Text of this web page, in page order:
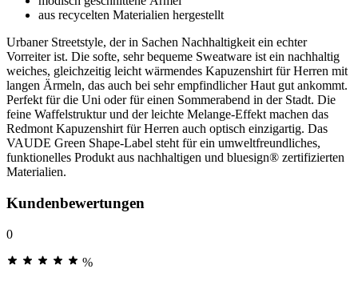
aus recycelten Materialien hergestellt
Urbaner Streetstyle, der in Sachen Nachhaltigkeit ein echter
Vorreiter ist. Die softe, sehr bequeme Sweatware ist ein nachhaltig
weiches, gleichzeitig leicht wärmendes Kapuzenshirt für Herren mit
langen Ärmeln, das auch bei sehr empfindlicher Haut gut ankommt.
Perfekt für die Uni oder für einen Sommerabend in der Stadt. Die
feine Waffelstruktur und der leichte Melange-Effekt machen das
Redmont Kapuzenshirt für Herren auch optisch einzigartig. Das
VAUDE Green Shape-Label steht für ein umweltfreundliches,
funktionelles Produkt aus nachhaltigen und bluesign® zertifizierten
Materialien.
Kundenbewertungen
0
%